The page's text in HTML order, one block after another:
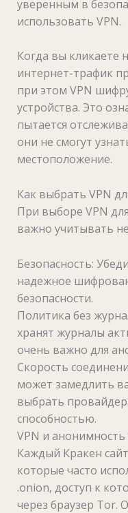
уверенным в
использовать VPN.
Когда вы кликаете
интернет-трафик
при этом VPN
устройства. Это
пытается
они не смогут
местоположение.
Как выбрать VPN
При выборе VPN
важно учитывать
Безопасность:
надежное
безопасности.
Политика без
хранят журналы
очень важно для
Скорость
может замедлить
выбрать
способностью.
VPN и анонимность
Каждый Кракен
которые часто
.onion, доступ к
через браузер Tor.